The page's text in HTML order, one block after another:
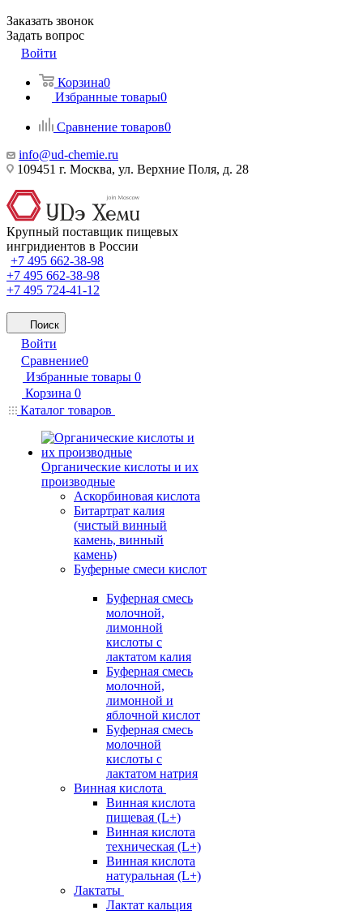
Заказать звонок
Задать вопрос
Войти
Корзина0
Избранные товары0
Сравнение товаров0
info@ud-chemie.ru
109451 г. Москва, ул. Верхние Поля, д. 28
Крупный поставщик пищевых
ингридиентов в России
+7 495 662-38-98
+7 495 662-38-98
+7 495 724-41-12
Поиск
Войти
Сравнение0
Избранные товары 0
Корзина 0
Каталог товаров
Органические кислоты и их
производные
Аскорбиновая кислота
Битартрат калия
(чистый винный
камень, винный
камень)
Буферные смеси кислот
Буферная смесь
молочной,
лимонной
кислоты с
лактатом калия
Буферная смесь
молочной,
лимонной и
яблочной кислот
Буферная смесь
молочной
кислоты с
лактатом натрия
Винная кислота
Винная кислота
пищевая (L+)
Винная кислота
техническая (L+)
Винная кислота
натуральная (L+)
Лактаты
Лактат кальция